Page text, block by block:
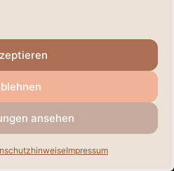
ansehen
Impressum